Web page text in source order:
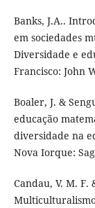
Banks, J.A..
em sociedades
Diversidade e
Francisco: John
Boaler, J. &
educação
diversidade na
Nova Iorque:
Candau, V. M. F.